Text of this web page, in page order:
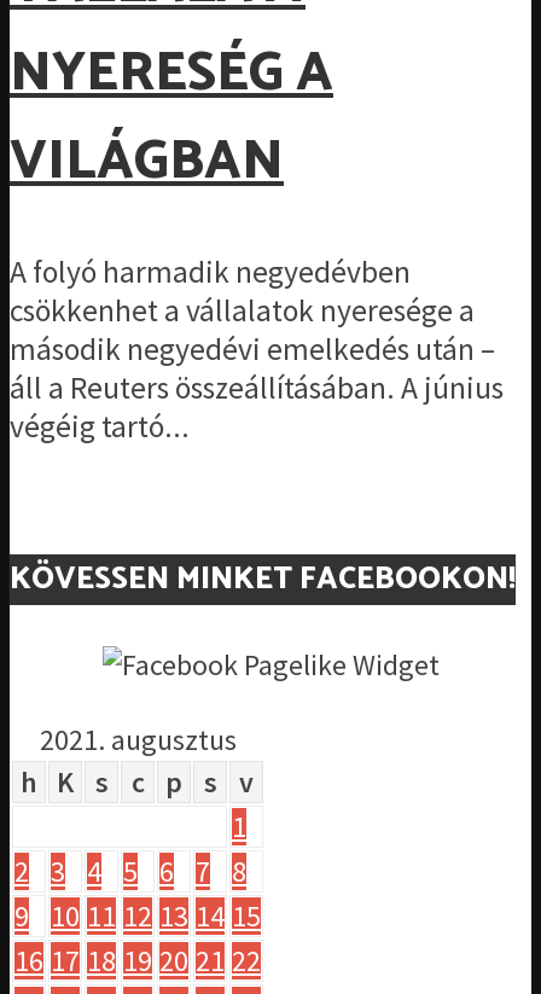
NYERESÉG A
VILÁGBAN
A folyó harmadik negyedévben
csökkenhet a vállalatok nyeresége a
második negyedévi emelkedés után –
áll a Reuters összeállításában. A június
végéig tartó...
KÖVESSEN MINKET FACEBOOKON!
2021. augusztus
h
K s c p s
v
1
2
3 4 5 6 7
8
9
10 11 12 13 14 15
16 17 18 19 20 21 22